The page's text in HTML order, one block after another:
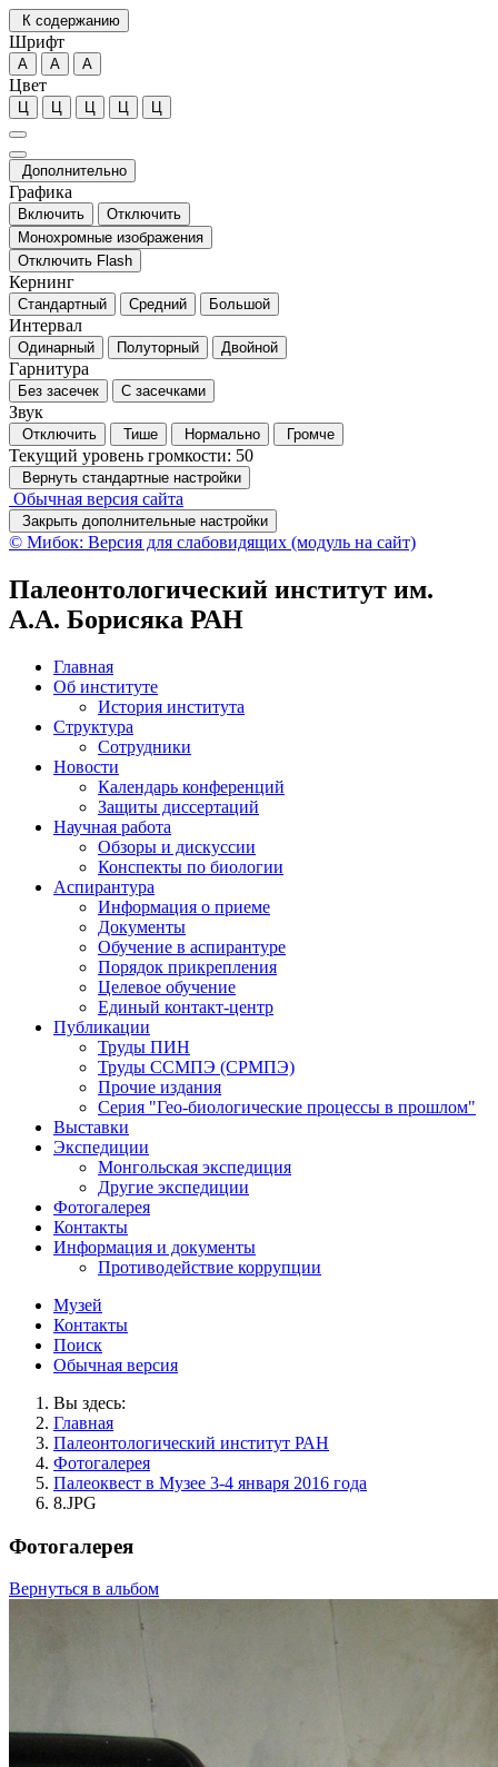
К содержанию
Шрифт
А А А
Цвет
Ц Ц Ц Ц Ц
Дополнительно
Графика
Включить
Отключить
Монохромные изображения
Отключить Flash
Кернинг
Стандартный Средний Большой
Интервал
Одинарный Полуторный Двойной
Гарнитура
Без засечек С засечками
Звук
Отключить Тише Нормально Громче
Текущий уровень громкости: 50
Вернуть стандартные настройки
Обычная версия сайта
Закрыть дополнительные настройки
© Мибок: Версия для слабовидящих (модуль на сайт)
Палеонтологический институт им.
А.А. Борисяка РАН
Главная
Об институте
История института
Структура
Сотрудники
Новости
Календарь конференций
Защиты диссертаций
Научная работа
Обзоры и дискуссии
Конспекты по биологии
Аспирантура
Информация о приеме
Документы
Обучение в аспирантуре
Порядок прикрепления
Целевое обучение
Единый контакт-центр
Публикации
Труды ПИН
Труды ССМПЭ (СРМПЭ)
Прочие издания
Серия "Гео-биологические процессы в прошлом"
Выставки
Экспедиции
Монгольская экспедиция
Другие экспедиции
Фотогалерея
Контакты
Информация и документы
Противодействие коррупции
Музей
Контакты
Поиск
Обычная версия
Вы здесь:
Главная
Палеонтологический институт РАН
Фотогалерея
Палеоквест в Музее 3-4 января 2016 года
8.JPG
Фотогалерея
Вернуться в альбом